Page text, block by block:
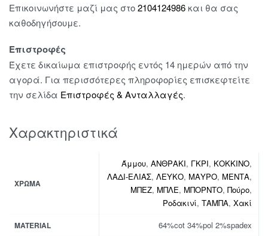
Επικοινωνήστε μαζί μας στο2104124986και θα σας
καθοδηγήσουμε.
Επιστροφές
Έχετε δικαίωμα επιστροφής εντός 14 ημερών από την
αγορά. Για περισσότερες πληροφορίες επισκεφτείτε
την σελίδα Επιστροφές & Ανταλλαγές.
Χαρακτηριστικά
ΧΡΏΜΑ
Άμμου, ΑΝΘΡΑΚΙ, ΓΚΡΙ, ΚΟΚΚΙΝΟ,
ΛΑΔΙ-ΕΛΙΑΣ, ΛΕΥΚΟ, ΜΑΥΡΟ, ΜΕΝΤΑ,
ΜΠΕΖ, ΜΠΛΕ, ΜΠΟΡΝΤΟ, Πούρο,
Ροδακινί, ΤΑΜΠΑ, Χακί
MATERIAL 64%cot 34%pol 2%spadex